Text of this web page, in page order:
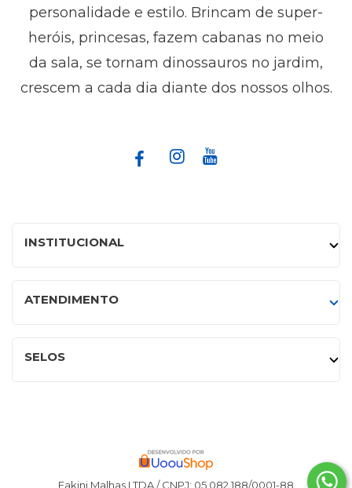
personalidade e estilo. Brincam de super-
heróis, princesas, fazem cabanas no meio
da sala, se tornam dinossauros no jardim,
crescem a cada dia diante dos nossos olhos.
INSTITUCIONAL
ATENDIMENTO
SELOS
Fakini Malhas LTDA / CNPJ: 05.082.188/0001-88